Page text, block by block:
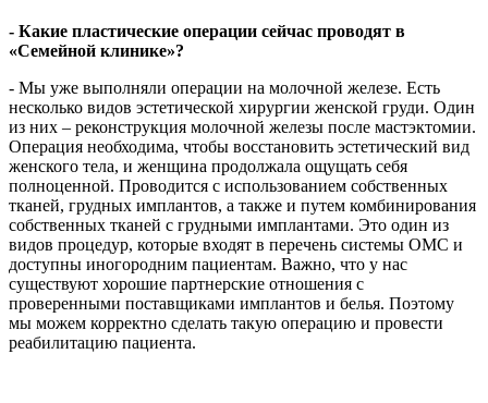
- Какие пластические операции сейчас проводят в
«Семейной клинике»?
- Мы уже выполняли операции на молочной железе. Есть
несколько видов эстетической хирургии женской груди. Один
из них – реконструкция молочной железы после мастэктомии.
Операция необходима, чтобы восстановить эстетический вид
женского тела, и женщина продолжала ощущать себя
полноценной. Проводится с использованием собственных
тканей, грудных имплантов, а также и путем комбинирования
собственных тканей с грудными имплантами. Это один из
видов процедур, которые входят в перечень системы ОМС и
доступны иногородним пациентам. Важно, что у нас
существуют хорошие партнерские отношения с
проверенными поставщиками имплантов и белья. Поэтому
мы можем корректно сделать такую операцию и провести
реабилитацию пациента.